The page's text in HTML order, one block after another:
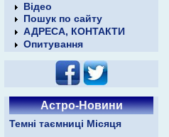
Відео
Пошук по сайту
АДРЕСА, КОНТАКТИ
Опитування
Астро-Новини
Темні таємниці Місяця